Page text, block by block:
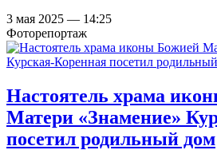
3 мая 2025 — 14:25
Фоторепортаж
Настоятель храма
Матери «Знамение»
посетил родильный дом